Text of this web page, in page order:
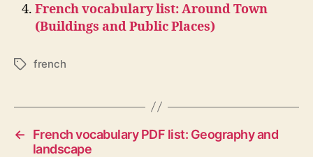
French vocabulary list: Around Town
(Buildings and Public Places)
Tagsfrench
←
French vocabulary PDF list: Geography and
landscape